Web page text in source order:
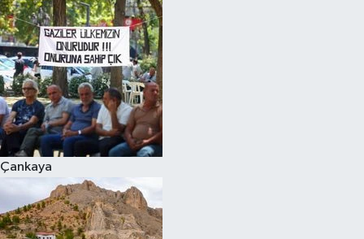
Çankaya